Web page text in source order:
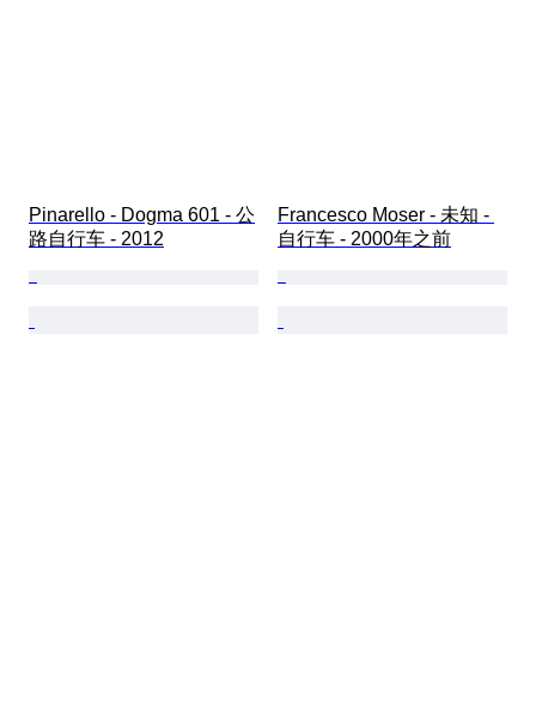
Pinarello - Dogma 601 - 公
路自行车 - 2012
Francesco Moser - 未知 -
自行车 - 2000年之前